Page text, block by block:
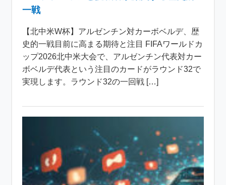
一戦
【北中米W杯】アルゼンチン対カーボベルデ、歴
史的一戦目前に高まる期待と注目 FIFAワールドカ
ップ2026北中米大会で、アルゼンチン代表対カー
ボベルデ代表という注目のカードがラウンド32で
実現します。ラウンド32の一回戦 […]